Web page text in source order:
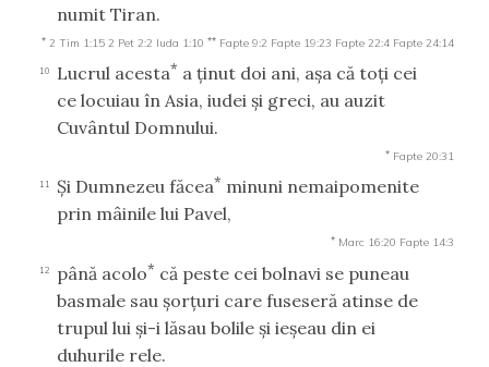
numit Tiran.
* 2 Tim 1:15 2 Pet 2:2 Iuda 1:10 ** Fapte 9:2 Fapte 19:23 Fapte 22:4 Fapte 24:14
10 Lucrul acesta* a ţinut doi ani, aşa că toţi cei
ce locuiau în Asia, iudei şi greci, au auzit
Cuvântul Domnului.
* Fapte 20:31
11 Şi Dumnezeu făcea* minuni nemaipomenite
prin mâinile lui Pavel,
* Marc 16:20 Fapte 14:3
12 până acolo* că peste cei bolnavi se puneau
basmale sau şorţuri care fuseseră atinse de
trupul lui şi-i lăsau bolile şi ieşeau din ei
duhurile rele.